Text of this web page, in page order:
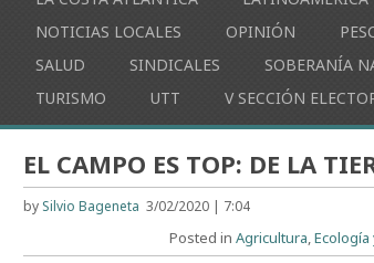
NOTICIAS LOCALES
OPINIÓN
SALUD
SINDICALES SOBERANÍA
TURISMO
UTT V SECCIÓN
EL CAMPO ES TOP: DE LA
by Silvio Bageneta 3/02/2020 | 7:04
Posted inAgricultura,